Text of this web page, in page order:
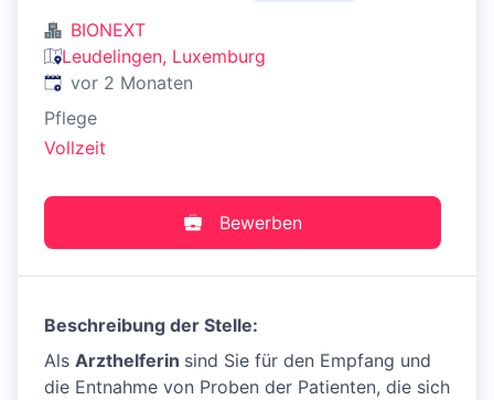
BIONEXT
Leudelingen, Luxemburg
Veröffentlicht:
vor 2 Monaten
Pflege
Vollzeit
Bewerben
Beschreibung der Stelle:
Als Arzthelferin sind Sie für den Empfang und
die Entnahme von Proben der Patienten, die sich